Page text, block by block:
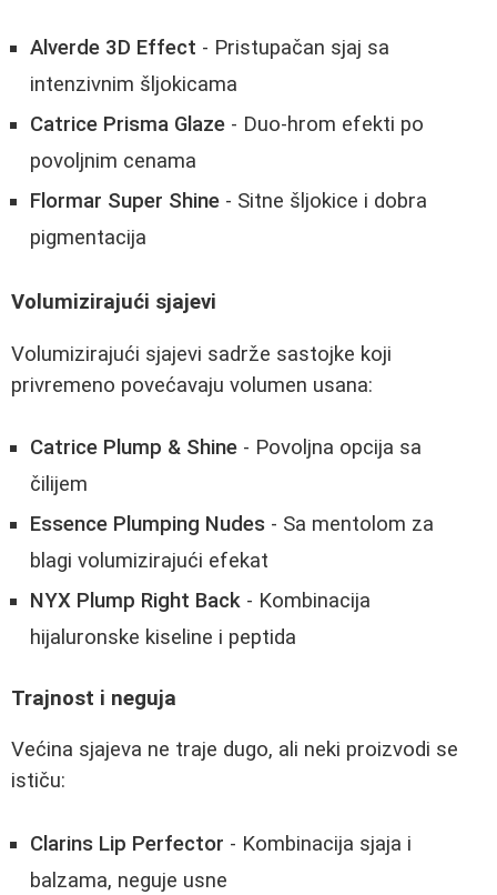
Alverde 3D Effect - Pristupačan sjaj sa
intenzivnim šljokicama
Catrice Prisma Glaze - Duo-hrom efekti po
povoljnim cenama
Flormar Super Shine - Sitne šljokice i dobra
pigmentacija
Volumizirajući sjajevi
Volumizirajući sjajevi sadrže sastojke koji
privremeno povećavaju volumen usana:
Catrice Plump & Shine - Povoljna opcija sa
čilijem
Essence Plumping Nudes - Sa mentolom za
blagi volumizirajući efekat
NYX Plump Right Back - Kombinacija
hijaluronske kiseline i peptida
Trajnost i neguja
Većina sjajeva ne traje dugo, ali neki proizvodi se
ističu:
Clarins Lip Perfector - Kombinacija sjaja i
balzama, neguje usne